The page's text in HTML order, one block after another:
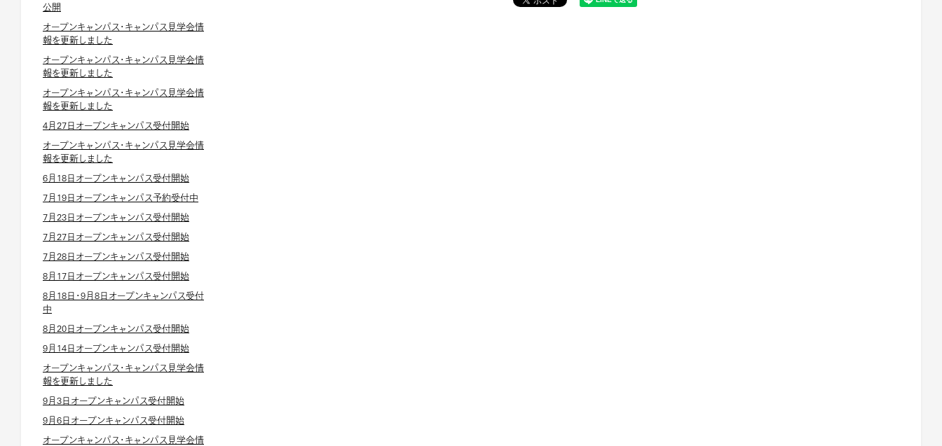
公開
オープンキャンパス・キャンパス見学会情
報を更新しました
オープンキャンパス・キャンパス見学会情
報を更新しました
オープンキャンパス・キャンパス見学会情
報を更新しました
4月27日オープンキャンパス受付開始
オープンキャンパス・キャンパス見学会情
報を更新しました
6月18日オープンキャンパス受付開始
7月19日オープンキャンパス予約受付中
7月23日オープンキャンパス受付開始
7月27日オープンキャンパス受付開始
7月28日オープンキャンパス受付開始
8月17日オープンキャンパス受付開始
8月18日・9月8日オープンキャンパス受付
中
8月20日オープンキャンパス受付開始
9月14日オープンキャンパス受付開始
オープンキャンパス・キャンパス見学会情
報を更新しました
9月3日オープンキャンパス受付開始
9月6日オープンキャンパス受付開始
オープンキャンパス・キャンパス見学会情